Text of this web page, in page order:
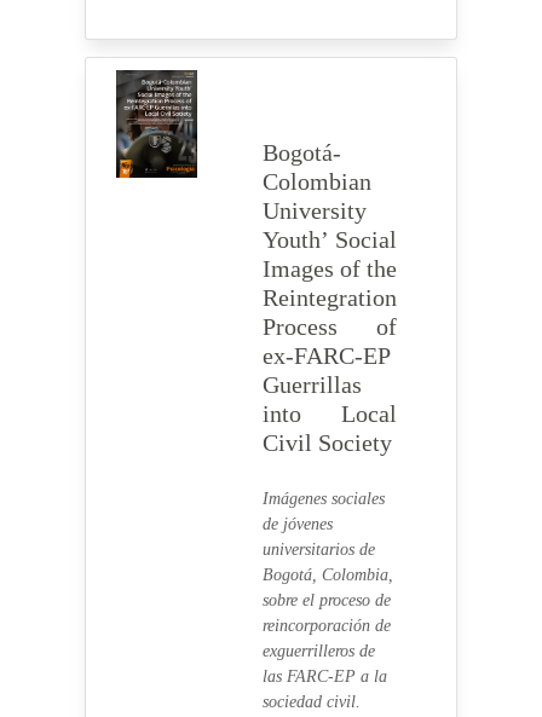
Bogotá-
Colombian
University
Youth’ Social
Images of the
Reintegration
Process of
ex-FARC-EP
Guerrillas
into Local
Civil Society
Imágenes sociales
de jóvenes
universitarios de
Bogotá, Colombia,
sobre el proceso de
reincorporación de
exguerrilleros de
las FARC-EP a la
sociedad civil.